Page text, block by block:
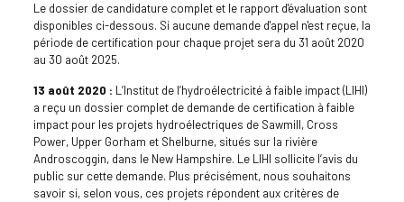
Le dossier de candidature complet et le rapport d'évaluation sont
disponibles ci-dessous. Si aucune demande d'appel n'est reçue, la
période de certification pour chaque projet sera du 31 août 2020
au 30 août 2025.
13 août 2020 : L’Institut de l’hydroélectricité à faible impact (LIHI)
a reçu un dossier complet de demande de certification à faible
impact pour les projets hydroélectriques de Sawmill, Cross
Power, Upper Gorham et Shelburne, situés sur la rivière
Androscoggin, dans le New Hampshire. Le LIHI sollicite l’avis du
public sur cette demande. Plus précisément, nous souhaitons
savoir si, selon vous, ces projets répondent aux critères de